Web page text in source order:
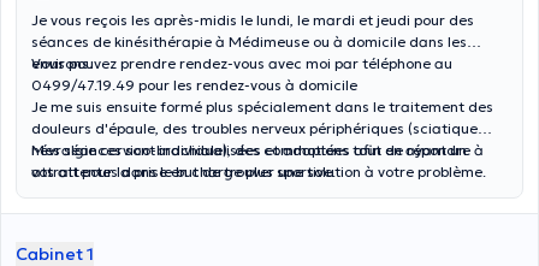
Je vous reçois les après-midis le lundi, le mardi et jeudi pour des
séances de kinésithérapie à Médimeuse ou à domicile dans les
environs.
Vous pouvez prendre rendez-vous avec moi par téléphone au
0499/47.19.49 pour les rendez-vous à domicile
Je me suis ensuite formé plus spécialement dans le traitement des
douleurs d'épaule, des troubles nerveux périphériques (sciatique
névralgie cervico-brachiale), des commotions tout en ayant un
attrait pour la prise en charge plus sportive.
Mes séances sont individualisées et adaptées afin de répondre à
vos attentes dans le but de trouver une solution à votre problème.
Cabinet 1